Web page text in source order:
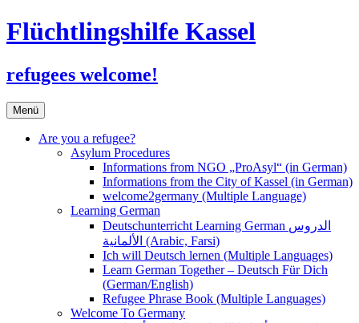
Flüchtlingshilfe Kassel
refugees welcome!
Menü Zum
Inhalt
springen
Are you a refugee?
Asylum Procedures
Informations from NGO „ProAsyl“ (in German)
Informations from the City of Kassel (in German)
welcome2germany (Multiple Language)
Learning German
Deutschunterricht Learning German الدروس
الألمانية (Arabic, Farsi)
Ich will Deutsch lernen (Multiple Languages)
Learn German Together – Deutsch Für Dich
(German/English)
Refugee Phrase Book (Multiple Languages)
Welcome To Germany